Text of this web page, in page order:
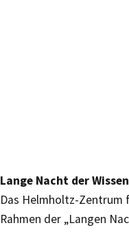
Lange Nacht der
Das Helmholtz-Zentrum
Rahmen der „Langen